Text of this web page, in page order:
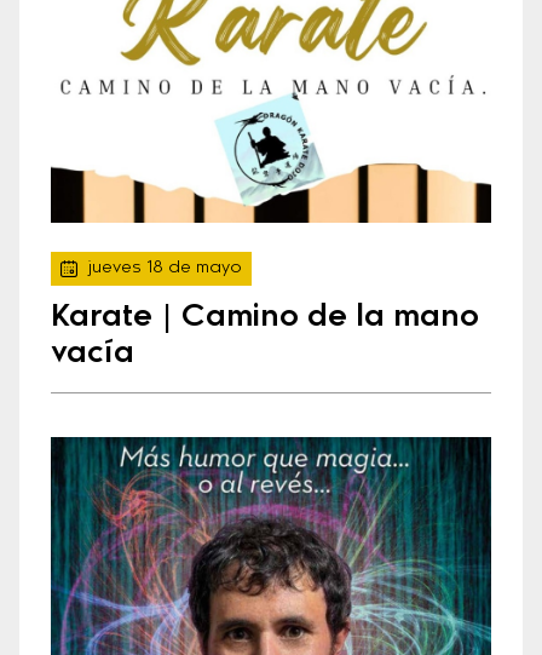
jueves 18 de mayo
Karate | Camino de la mano
vacía